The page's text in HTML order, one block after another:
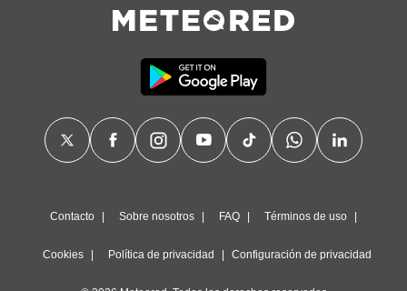
Contacto Sobre nosotros FAQ Términos de uso
Cookies Política de privacidad Configuración de privacidad